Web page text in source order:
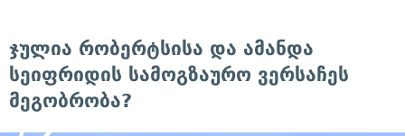
ჯულია რობერტსისა და ამანდა
სეიფრიდის სამოგზაურო ვერსაჩეს
მეგობრობა?